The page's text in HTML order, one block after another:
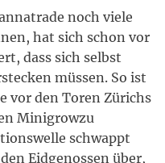
noch viele
hat sich schon vor
dass sich selbst
müssen. So ist
vor den Toren Zürichs
Minigrowzu
schwappt
Eidgenossen über,